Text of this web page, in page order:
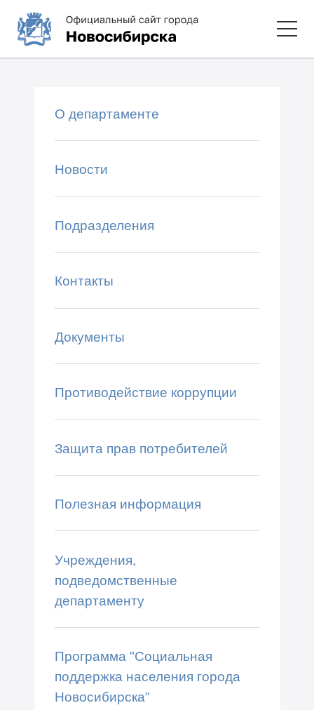
О департаменте
Новости
Подразделения
Контакты
Документы
Противодействие коррупции
Защита прав потребителей
Полезная информация
Учреждения,
подведомственные
департаменту
Программа "Социальная
поддержка населения города
Новосибирска"